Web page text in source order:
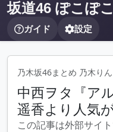
坂道46 ぽこぽ
ガイド 設定
乃木坂46まとめ 乃木りん
中西ヲタ『ア
遥香より人気
この記事は外部サイ